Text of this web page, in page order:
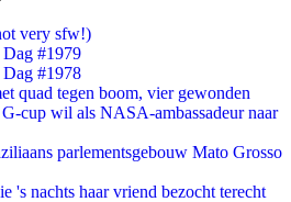
very sfw!)
Dag #1979
Dag #1978
quad tegen boom, vier gewonden
cup wil als NASA-ambassadeur naar
parlementsgebouw Mato Grosso
's nachts haar vriend bezocht terecht